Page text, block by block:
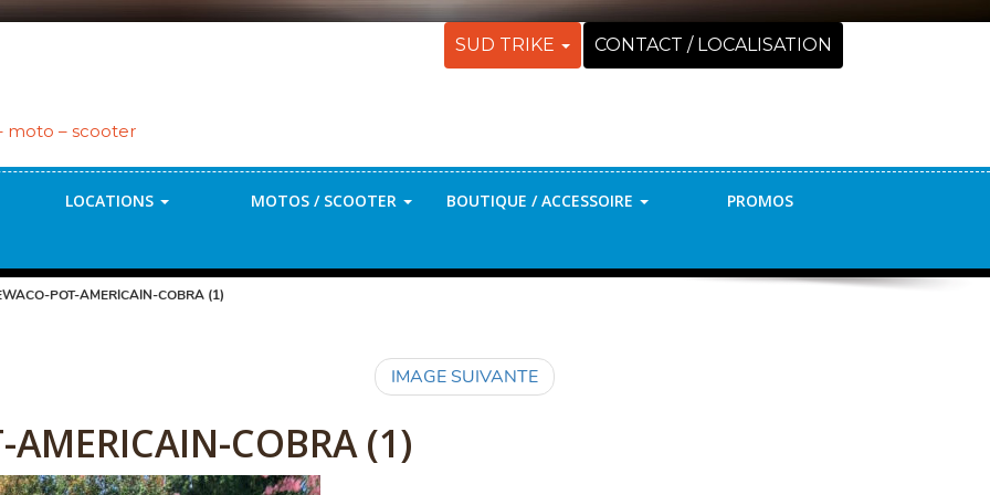
moto – scooter
LOCATIONS MOTOS / SCOOTER BOUTIQUE / ACCESSOIRE PROMOS
SUD TRIKE CONTACT / LOCALISATION
POT-AMERICAIN-COBRA (1)
IMAGE SUIVANTE
AMERICAIN-COBRA (1)